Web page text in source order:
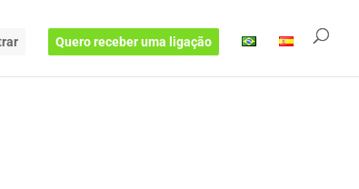
Quero receber uma ligação